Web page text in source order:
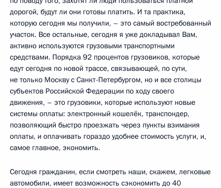
дорогой, будут ли они готовы платить. И та практика,
которую сегодня мы получили, – это самый востребованный
участок. Все остальные, сегодня я уже докладывал Вам,
активно используются грузовыми транспортными
средствами. Порядка 92 процентов грузовиков, которые
едут сегодня по новой трассе, связывающей, по сути,
не только Москву с Санкт-Петербургом, но и все столицы
субъектов Российской Федерации по ходу своего
движения, – это грузовики, которые используют новые
системы оплаты: электронный кошелёк, транспондер,
позволяющий быстро проезжать через пункты взимания
оплаты, и оплачивать гораздо удобнее стоимость услуги, и,
самое главное, экономить.
Сегодня гражданин, если смотреть наши, скажем, легковые
автомобили, имеет возможность сэкономить до 40